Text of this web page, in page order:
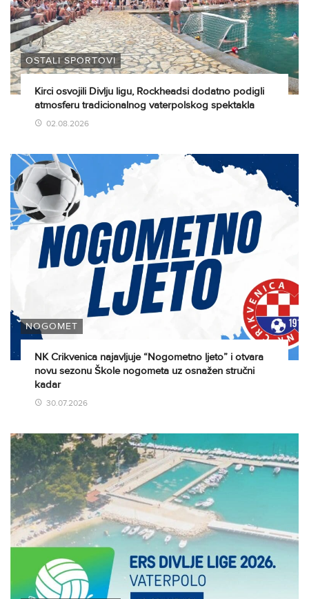
OSTALI SPORTOVI
Kirci osvojili Divlju ligu, Rockheadsi dodatno podigli
atmosferu tradicionalnog vaterpolskog spektakla
02.08.2026
NOGOMET
NK Crikvenica najavljuje “Nogometno ljeto” i otvara
novu sezonu Škole nogometa uz osnažen stručni
kadar
30.07.2026